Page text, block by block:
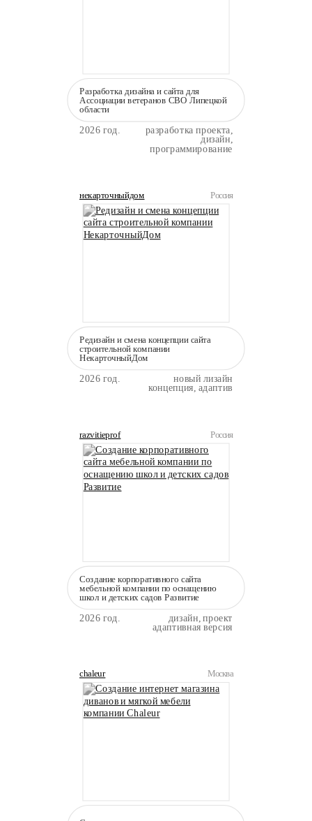
Разработка дизайна и сайта для
Ассоциации ветеранов СВО Липецкой
области
2026 год. разработка проекта,
дизайн,
программирование
некарточныйдом Россия
Редизайн и смена концепции сайта
строительной компании
НекарточныйДом
2026 год. новый лизайн
концепция, адаптив
razvitieprof Россия
Создание корпоративного сайта
мебельной компании по оснащению
школ и детских садов Развитие
2026 год. дизайн, проект
адаптивная версия
chaleur Москва